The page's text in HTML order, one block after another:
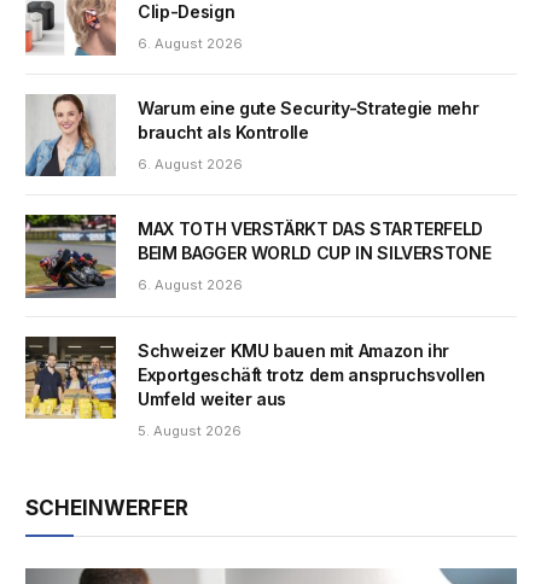
Clip-Design
6. August 2026
Warum eine gute Security-Strategie mehr
braucht als Kontrolle
6. August 2026
MAX TOTH VERSTÄRKT DAS STARTERFELD
BEIM BAGGER WORLD CUP IN SILVERSTONE
6. August 2026
Schweizer KMU bauen mit Amazon ihr
Exportgeschäft trotz dem anspruchsvollen
Umfeld weiter aus
5. August 2026
SCHEINWERFER